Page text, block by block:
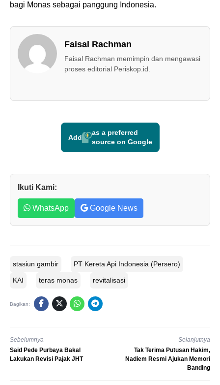
bagi Monas sebagai panggung Indonesia.
Faisal Rachman
Faisal Rachman memimpin dan mengawasi
proses editorial Periskop.id.
Add
as a preferred
source on Google
Ikuti Kami:
WhatsApp Google News
stasiun gambir PT Kereta Api Indonesia (Persero)
KAI teras monas revitalisasi
Bagikan:
Sebelumnya
Said Pede Purbaya Bakal
Lakukan Revisi Pajak JHT
Selanjutnya
Tak Terima Putusan Hakim,
Nadiem Resmi Ajukan Memori
Banding